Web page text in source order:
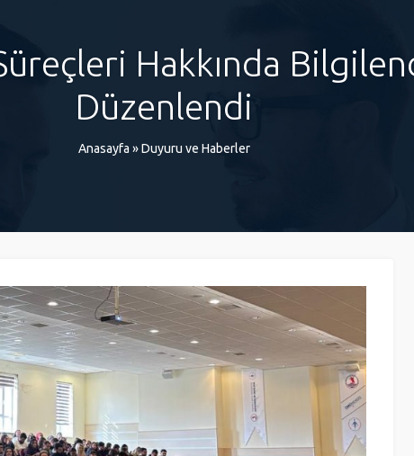
Hakkında
Düzenlendi
Anasayfa »Duyuru ve Haberler